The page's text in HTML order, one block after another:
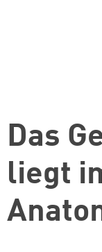
Das
liegt